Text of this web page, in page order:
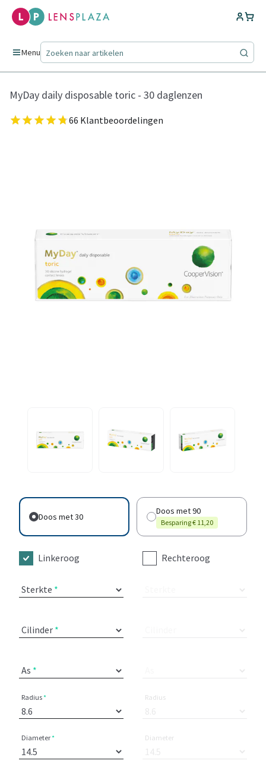
Menu
MyDay daily disposable toric - 30 daglenzen
66 Klantbeoordelingen
Doos met 30
Doos met 90
Besparing € 11,20
Linkeroog
Sterkte
Cilinder
As
Radius
Diameter
Rechteroog
Radius
Diameter